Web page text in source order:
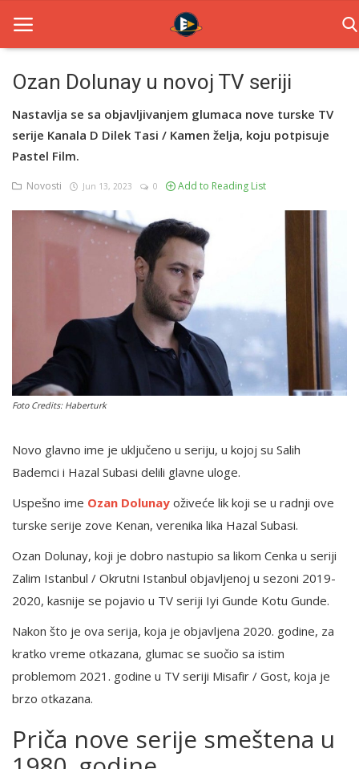
Home
Novosti
TV Serije
Filmovi
Register
English
Ozan Dolunay u novoj TV seriji
Nastavlja se sa objavljivanjem glumaca nove turske TV
serije Kanala D Dilek Tasi / Kamen želja, koju potpisuje
Pastel Film.
Novosti Jun 13, 2023 0 Add to Reading List
Foto Credits: Haberturk
Novo glavno ime je uključeno u seriju, u kojoj su Salih
Bademci i Hazal Subasi delili glavne uloge.
Uspešno ime Ozan Dolunay oživeće lik koji se u radnji ove
turske serije zove Kenan, verenika lika Hazal Subasi.
Ozan Dolunay, koji je dobro nastupio sa likom Cenka u seriji
Zalim Istanbul / Okrutni Istanbul objavljenoj u sezoni 2019-
2020, kasnije se pojavio u TV seriji Iyi Gunde Kotu Gunde.
Nakon što je ova serija, koja je objavljena 2020. godine, za
kratko vreme otkazana, glumac se suočio sa istim
problemom 2021. godine u TV seriji Misafir / Gost, koja je
brzo otkazana.
Priča nove serije smeštena u